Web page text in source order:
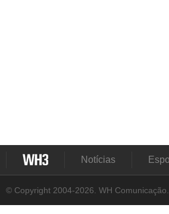
Notícias
© Copyright 2004-2026. WH Comunicação.